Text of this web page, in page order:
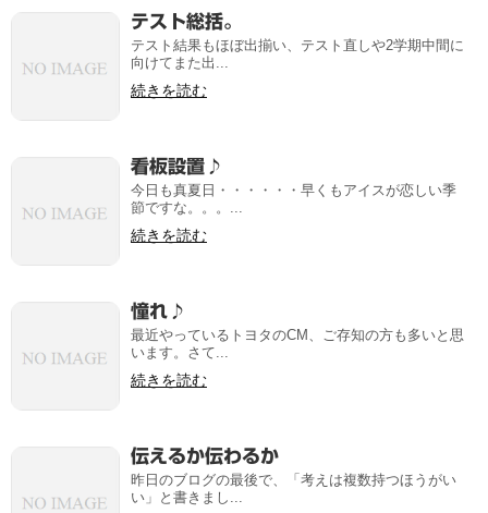
テスト総括。
テスト結果もほぼ出揃い、テスト直しや2学期中間に
向けてまた出...
続きを読む
看板設置♪
今日も真夏日・・・・・・早くもアイスが恋しい季
節ですな。。。...
続きを読む
憧れ♪
最近やっているトヨタのCM、ご存知の方も多いと思
います。さて...
続きを読む
伝えるか伝わるか
昨日のブログの最後で、「考えは複数持つほうがい
い」と書きまし...